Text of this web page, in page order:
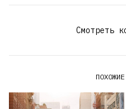
Смотреть